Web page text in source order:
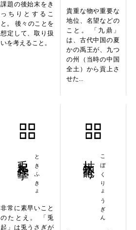
課題の後始末をき
っちりとするこ
と。 後々のことを
想定して、取り扱
いを考えること。
貴重な物や重要な
地位、名望などの
こと。 「九鼎」
は、古代中国の夏
かの禹王が、九つ
の州（当時の中国
全土）から貢上さ
せた...
ときふきょ
非常に素早いこと
のたとえ。 「兎
起」は兎うさぎが
こぼくりょうぎん